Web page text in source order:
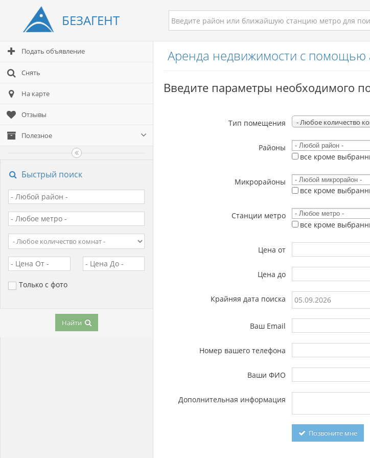
БЕЗАГЕНТ
Подать объявление
Снять
На карте
Отзывы
Полезное
Быстрый поиск
Только с фото
Найти
Аренда недвижимости с помощью
Введите параметры необходимого
Тип помещения - Любое количество
Районы
все кроме
Микрорайоны
все кроме
Станции метро
все кроме
Цена от
Цена до
Крайняя дата поиска
Ваш Email
Номер вашего телефона
Ваши ФИО
Дополнительная информация
Позвоните мне